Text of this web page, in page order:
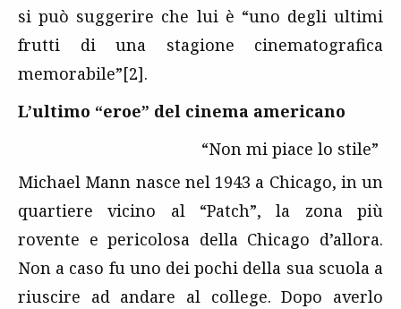
si può suggerire che lui è “uno degli ultimi
frutti di una stagione cinematografica
memorabile”[2].
L’ultimo “eroe” del cinema americano
“Non mi piace lo stile”
Michael Mann nasce nel 1943 a Chicago, in un
quartiere vicino al “Patch”, la zona più
rovente e pericolosa della Chicago d’allora.
Non a caso fu uno dei pochi della sua scuola a
riuscire ad andare al college. Dopo averlo